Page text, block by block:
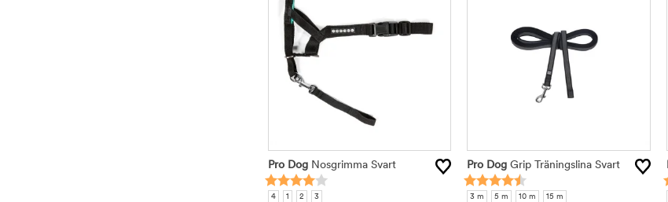
Pro Dog Nosgrimma Svart
4 1 2 3
Pro Dog Grip Träningslina Svart
3 m 5 m 10 m 15 m